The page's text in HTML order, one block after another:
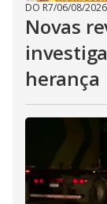
DO R7/06/08/2026
Novas
herança